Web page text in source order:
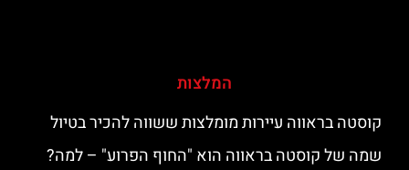
המלצות
קוסטה בראווה עיירות מומלצות ששווה להכיר בטיול
שמה של קוסטה בראווה הוא "החוף הפרוע" – למה?